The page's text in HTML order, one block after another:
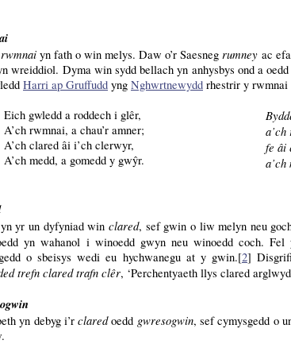
rwmnai yn fath o win melys. Daw o’r Saesnegrumney ac
wreiddiol. Dyma win sydd bellach yn anhysbys ond a
Harri ap Gruffudd yng Nghwrtnewydd rhestrir y rwmnai
Eich gwledd a roddech i glêr,
A’ch rwmnai, a chau’r amner;
A’ch clared âi i’ch clerwyr,
A’ch medd, a gomedd y gwŷr.
fe âi
yr un dyfyniad win clared, sef gwin o liw melyn neu
yn wahanol i winoedd gwyn neu winoedd coch.
o sbeisys wedi eu hychwanegu at y gwin.[2]
trefn clared trafn clêr, ‘Perchentyaeth llys clared
yn debyg i’rclaredoedd gwresogwin, sef cymysgedd o